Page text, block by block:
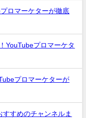
ロマーケターが徹底
YouTubeプロマーケタ
プロマーケターが
すめのチャンネルま